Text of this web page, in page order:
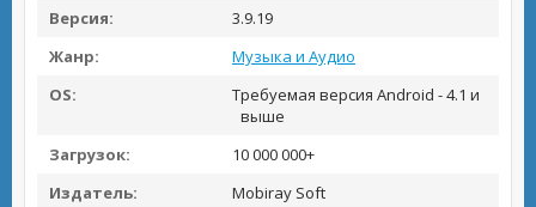
Версия:
3.9.19
Жанр:
Музыка и Аудио
OS:
Требуемая версия Android - 4.1 и
выше
Загрузок:
10 000 000+
Издатель:
Mobiray Soft